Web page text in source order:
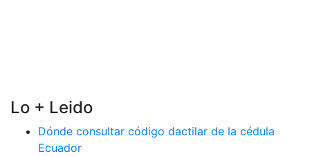
Lo + Leido
Dónde consultar código dactilar de la cédula
Ecuador